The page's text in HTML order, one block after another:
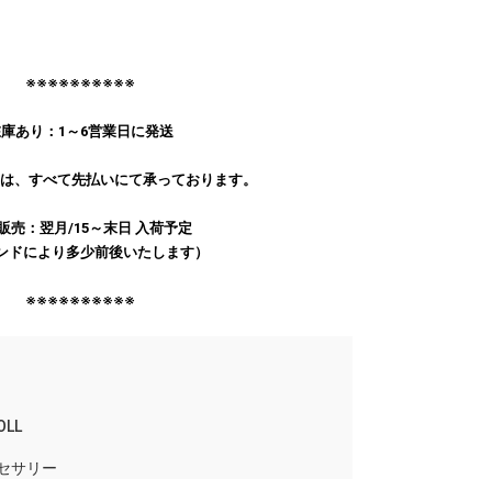
※※※※※※※※※※
あり：1～6営業日に発送
、すべて先払いにて承っております。
売：翌月/15～末日 入荷予定
ドにより多少前後いたします）
※※※※※※※※※※
サリー